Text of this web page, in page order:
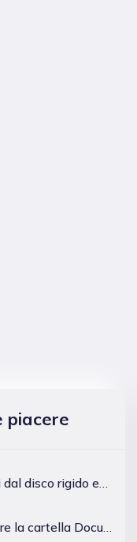
piacere
esterno Mac? 4 soluzioni!
scomparsa da macOS?